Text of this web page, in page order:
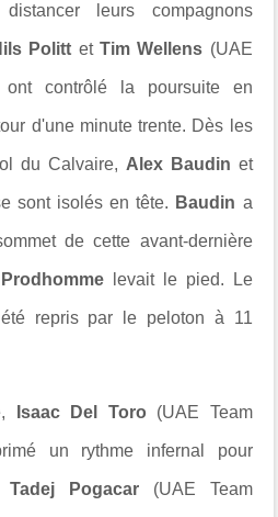
leurs compagnons
Politt et Tim Wellens (UAE
ont contrôlé la poursuite en
d'une minute trente. Dès les
du Calvaire, Alex Baudin et
sont isolés en tête. Baudin a
de cette avant-dernière
Prodhomme levait le pied. Le
repris par le peloton à 11
Isaac Del Toro (UAE Team
un rythme infernal pour
Tadej Pogacar(UAE Team